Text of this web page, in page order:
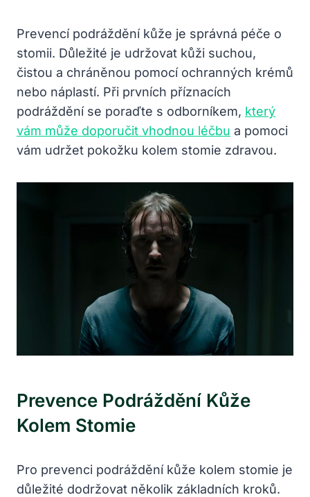
Prevencí podráždění kůže je správná péče o
stomii. Důležité je udržovat kůži suchou,
čistou a chráněnou pomocí ochranných krémů
nebo náplastí. Při prvních příznacích
podráždění se poraďte s odborníkem, který
vám může doporučit vhodnou léčbu a pomoci
vám udržet pokožku kolem stomie zdravou.
Prevence Podráždění Kůže
Kolem Stomie
Pro prevenci podráždění kůže kolem stomie je
důležité dodržovat několik základních kroků.